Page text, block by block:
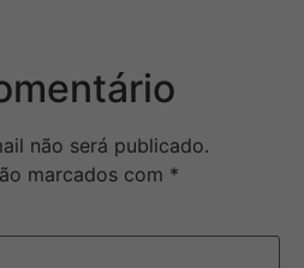
não será publicado.
marcados com *